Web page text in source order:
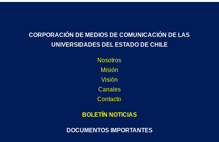
CORPORACIÓN DE MEDIOS DE COMUNICACIÓN DE LAS
UNIVERSIDADES DEL ESTADO DE CHILE
Nosotros
Misión
Visión
Canales
Contacto
BOLETÍN NOTICIAS
DOCUMENTOS IMPORTANTES